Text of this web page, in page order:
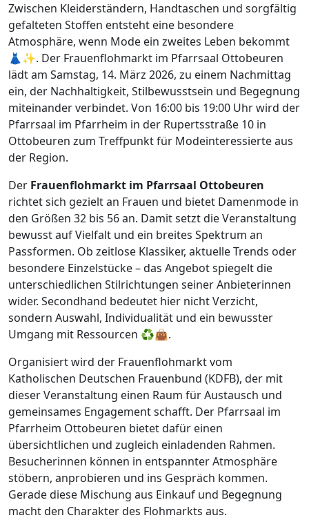
Zwischen Kleiderständern, Handtaschen und sorgfältig
gefalteten Stoffen entsteht eine besondere
Atmosphäre, wenn Mode ein zweites Leben bekommt
👗✨. Der Frauenflohmarkt im Pfarrsaal Ottobeuren
lädt am Samstag, 14. März 2026, zu einem Nachmittag
ein, der Nachhaltigkeit, Stilbewusstsein und Begegnung
miteinander verbindet. Von 16:00 bis 19:00 Uhr wird der
Pfarrsaal im Pfarrheim in der Rupertsstraße 10 in
Ottobeuren zum Treffpunkt für Modeinteressierte aus
der Region.
Der Frauenflohmarkt im Pfarrsaal Ottobeuren
richtet sich gezielt an Frauen und bietet Damenmode in
den Größen 32 bis 56 an. Damit setzt die Veranstaltung
bewusst auf Vielfalt und ein breites Spektrum an
Passformen. Ob zeitlose Klassiker, aktuelle Trends oder
besondere Einzelstücke – das Angebot spiegelt die
unterschiedlichen Stilrichtungen seiner Anbieterinnen
wider. Secondhand bedeutet hier nicht Verzicht,
sondern Auswahl, Individualität und ein bewusster
Umgang mit Ressourcen ♻️👜.
Organisiert wird der Frauenflohmarkt vom
Katholischen Deutschen Frauenbund (KDFB), der mit
dieser Veranstaltung einen Raum für Austausch und
gemeinsames Engagement schafft. Der Pfarrsaal im
Pfarrheim Ottobeuren bietet dafür einen
übersichtlichen und zugleich einladenden Rahmen.
Besucherinnen können in entspannter Atmosphäre
stöbern, anprobieren und ins Gespräch kommen.
Gerade diese Mischung aus Einkauf und Begegnung
macht den Charakter des Flohmarkts aus.